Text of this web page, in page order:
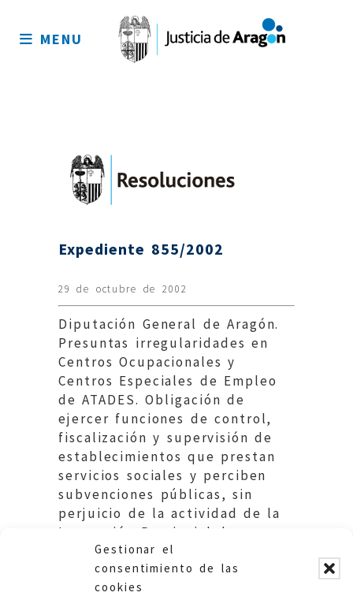
Gestionar el
consentimiento de las
cookies
sitio
MENU
Expediente 855/2002
29 de octubre de 2002
Diputación General de Aragón.
Presuntas irregularidades en
Centros Ocupacionales y
Centros Especiales de Empleo
de ATADES. Obligación de
ejercer funciones de control,
fiscalización y supervisión de
establecimientos que prestan
servicios sociales y perciben
subvenciones públicas, sin
perjuicio de la actividad de la
Inspección Provincial de
Trabajo y Seguridad Social.